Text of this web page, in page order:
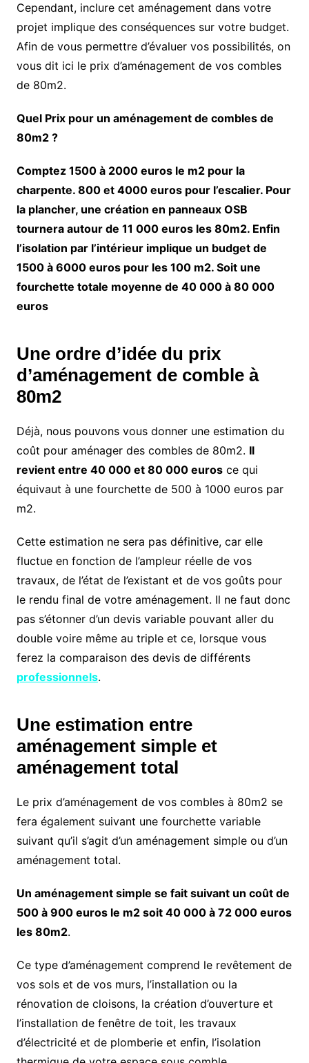
Cependant, inclure cet aménagement dans votre
projet implique des conséquences sur votre budget.
Afin de vous permettre d’évaluer vos possibilités, on
vous dit ici le prix d’aménagement de vos combles
de 80m2.
Quel Prix pour un aménagement de combles de
80m2 ?
Comptez 1500 à 2000 euros le m2 pour la
charpente. 800 et 4000 euros pour l’escalier. Pour
la plancher, une création en panneaux OSB
tournera autour de 11 000 euros les 80m2. Enfin
l’isolation par l’intérieur implique un budget de
1500 à 6000 euros pour les 100 m2. Soit une
fourchette totale moyenne de 40 000 à 80 000
euros
Une ordre d’idée du prix
d’aménagement de comble à
80m2
Déjà, nous pouvons vous donner une estimation du
coût pour aménager des combles de 80m2. Il
revient entre 40 000 et 80 000 eurosce qui
équivaut à une fourchette de 500 à 1000 euros par
m2.
Cette estimation ne sera pas définitive, car elle
fluctue en fonction de l’ampleur réelle de vos
travaux, de l’état de l’existant et de vos goûts pour
le rendu final de votre aménagement. Il ne faut donc
pas s’étonner d’un devis variable pouvant aller du
double voire même au triple et ce, lorsque vous
ferez la comparaison des devis de différents
professionnels.
Une estimation entre
aménagement simple et
aménagement total
Le prix d’aménagement de vos combles à 80m2 se
fera également suivant une fourchette variable
suivant qu’il s’agit d’un aménagement simple ou d’un
aménagement total.
Un aménagement simple se fait suivant un coût de
500 à 900 euros le m2 soit 40 000 à 72 000 euros
les 80m2.
Ce type d’aménagement comprend le revêtement de
vos sols et de vos murs, l’installation ou la
rénovation de cloisons, la création d’ouverture et
l’installation de fenêtre de toit, les travaux
d’électricité et de plomberie et enfin, l’isolation